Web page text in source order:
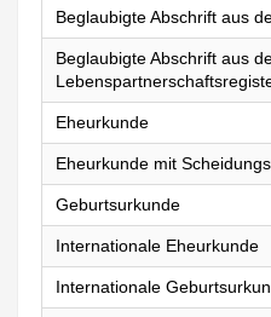
Beglaubigte Abschrift aus
Beglaubigte Abschrift aus
Eheurkunde
Eheurkunde mit
Geburtsurkunde
Internationale Eheurkunde
Internationale